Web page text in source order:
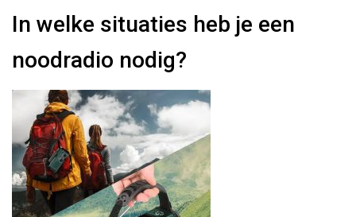
In welke situaties heb je een
noodradio nodig?